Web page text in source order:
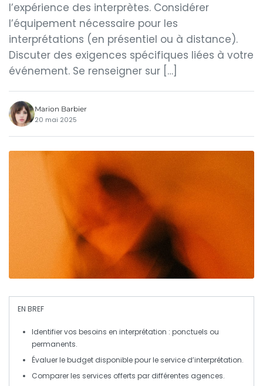
l’expérience des interprètes. Considérer
l’équipement nécessaire pour les
interprétations (en présentiel ou à distance).
Discuter des exigences spécifiques liées à votre
événement. Se renseigner sur […]
Marion Barbier
20 mai 2025
EN BREF
Identifier vos besoins en interprétation : ponctuels ou
permanents.
Évaluer lebudget disponible pour le service d’interprétation.
Comparer les services offerts par différentes agences.